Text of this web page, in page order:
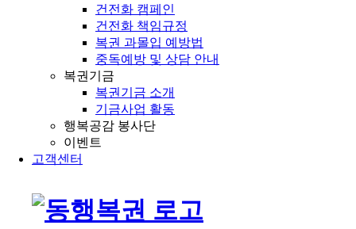
건전화 캠페인
건전화 책임규정
복권 과몰입 예방법
중독예방 및 상담 안내
복권기금
복권기금 소개
기금사업 활동
행복공감 봉사단
이벤트
고객센터